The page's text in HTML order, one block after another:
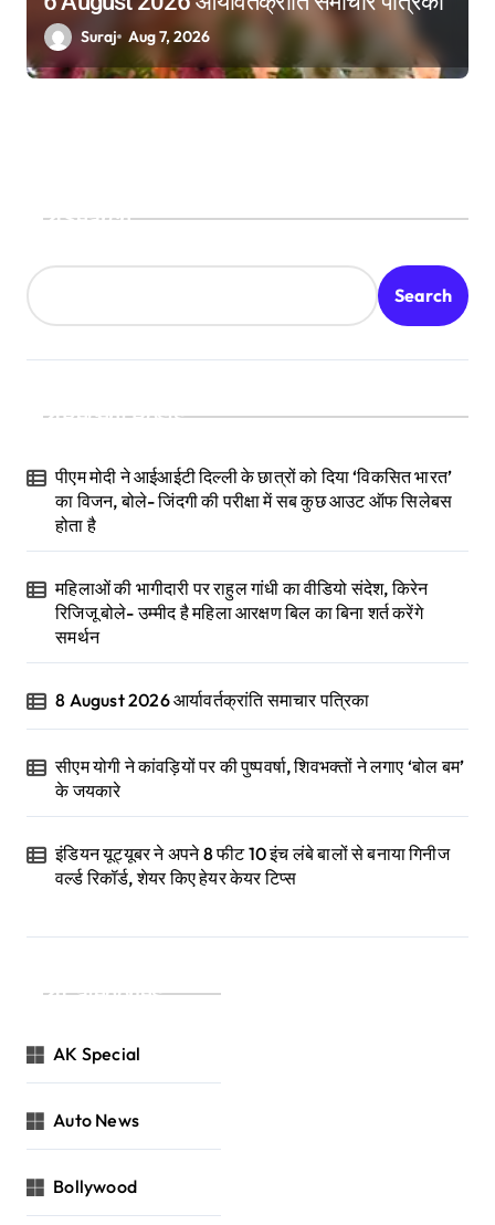
Suraj Aug 7, 2026
Search
Search
Recent Posts
पीएम मोदी ने आईआईटी दिल्ली के छात्रों को दिया ‘विकसित भारत’
का विजन, बोले- जिंदगी की परीक्षा में सब कुछ आउट ऑफ सिलेबस
होता है
महिलाओं की भागीदारी पर राहुल गांधी का वीडियो संदेश, किरेन
रिजिजू बोले- उम्मीद है महिला आरक्षण बिल का बिना शर्त करेंगे
समर्थन
8 August 2026 आर्यावर्तक्रांति समाचार पत्रिका
सीएम योगी ने कांवड़ियों पर की पुष्पवर्षा, शिवभक्तों ने लगाए ‘बोल बम’
के जयकारे
इंडियन यूट्यूबर ने अपने 8 फीट 10 इंच लंबे बालों से बनाया गिनीज
वर्ल्ड रिकॉर्ड, शेयर किए हेयर केयर टिप्स
Categories
AK Special
Auto News
Bollywood